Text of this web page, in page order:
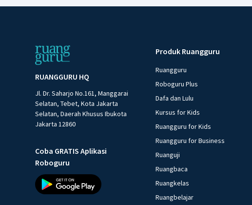
RUANGGURU HQ
Jl. Dr. Saharjo No.161, Manggarai
Selatan, Tebet, Kota Jakarta
Selatan, Daerah Khusus Ibukota
Jakarta 12860
Coba GRATIS Aplikasi
Roboguru
Produk Ruangguru
Ruangguru
Roboguru Plus
Dafa dan Lulu
Kursus for Kids
Ruangguru for Kids
Ruangguru for Business
Ruanguji
Ruangbaca
Ruangkelas
Ruangbelajar